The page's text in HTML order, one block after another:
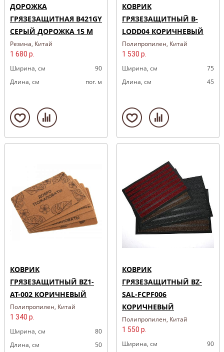
ДОРОЖКА
ГРЯЗЕЗАЩИТНАЯ B421GY
СЕРЫЙ ДОРОЖКА 15 М
Резина, Китай
1 680 р.
Ширина, cм
90
Длина, cм
пог. м
КОВРИК
ГРЯЗЕЗАЩИТНЫЙ B-
LODD04 КОРИЧНЕВЫЙ
Полипропилен, Китай
1 530 р.
Ширина, cм
75
Длина, cм
45
КОВРИК
ГРЯЗЕЗАЩИТНЫЙ BZ1-
AT-002 КОРИЧНЕВЫЙ
Полипропилен, Китай
1 340 р.
Ширина, cм
80
Длина, cм
50
КОВРИК
ГРЯЗЕЗАЩИТНЫЙ BZ-
SAL-FCPF006
КОРИЧНЕВЫЙ
Полипропилен, Китай
1 550 р.
Ширина, cм
90